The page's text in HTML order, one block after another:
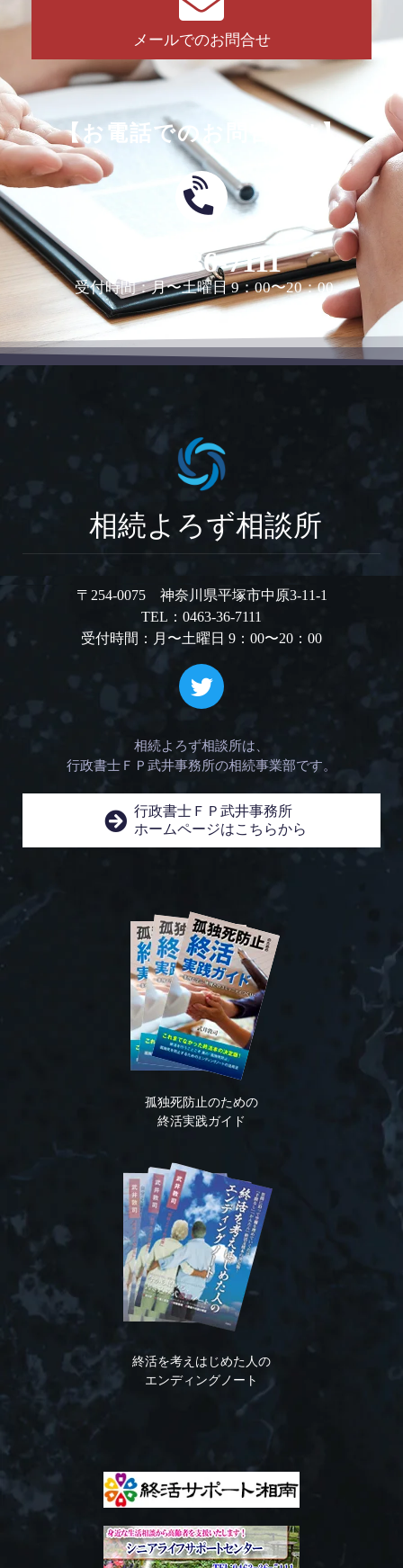
メールでのお問合せ
【お電話でのお問合せは】
0463-36-7111
受付時間：月〜土曜日 9：00〜20：00
相続よろず相談所
〒254-0075 神奈川県平塚市中原3-11-1
TEL：0463-36-7111
受付時間：月〜土曜日 9：00〜20：00
相続よろず相談所は、
行政書士ＦＰ武井事務所の相続事業部です。
行政書士ＦＰ武井事務所
ホームページはこちらから
孤独死防止のための
終活実践ガイド
終活を考えはじめた人の
エンディングノート